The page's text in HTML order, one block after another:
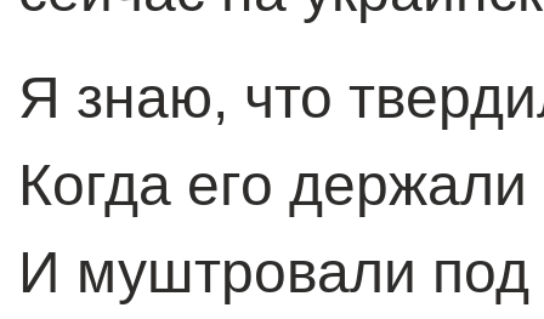
Я знаю, что
Когда его
И муштровали под